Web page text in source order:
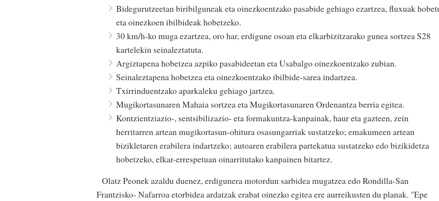
Bidegurutzeetan biribilguneak eta oinezkoentzako pasabide gehiago ezartzea, fluxuak
eta oinezkoen ibilbideak hobetzeko.
30 km/h-ko muga ezartzea, oro har, erdigune osoan eta elkarbizitzarako gunea sortzea S28
kartelekin seinaleztatuta.
Argiztapena hobetzea azpiko pasabideetan eta Usabalgo oinezkoentzako zubian.
Seinaleztapena hobetzea eta oinezkoentzako ibilbide-sarea indartzea.
Txirrinduentzako aparkaleku gehiago jartzea.
Mugikortasunaren Mahaia sortzea eta Mugikortasunaren Ordenantza berria egitea.
Kontzientziazio-, sentsibilizazio- eta formakuntza-kanpainak, haur eta gazteen, zein
herritarren artean mugikortasun-ohitura osasungarriak sustatzeko; emakumeen artean
bizikletaren erabilera indartzeko; autoaren erabilera partekatua sustatzeko edo bizikidetza
hobetzeko, elkar-errespetuan oinarritutako kanpainen bitartez.
Olatz Peonek azaldu duenez, erdigunera motordun sarbidea mugatzea edo Rondilla-San
Frantzisko- Nafarroa etorbidea ardatzak erabat oinezko egitea ere aurreikusten du planak. "Epe